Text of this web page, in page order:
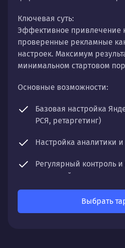
Ключевая суть:
Эффективное привлечение
проверенные рекламные
настроек. Максимум
минимальном стартовом
Основные возможности:
Базовая настройка
РСЯ, ретаргетинг)
Настройка аналитики
Регулярный контроль
кампаний
Отчетность поВыбрать